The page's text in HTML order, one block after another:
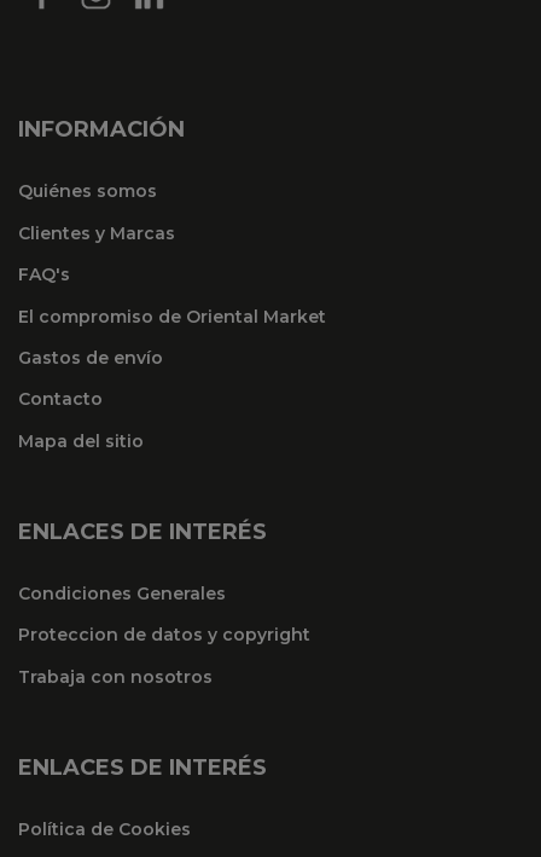
INFORMACIÓN
Quiénes somos
Clientes y Marcas
FAQ's
El compromiso de Oriental Market
Gastos de envío
Contacto
Mapa del sitio
ENLACES DE INTERÉS
Condiciones Generales
Proteccion de datos y copyright
Trabaja con nosotros
ENLACES DE INTERÉS
Política de Cookies